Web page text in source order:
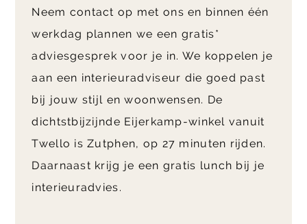
Neem contact op met ons en binnen één
werkdag plannen we een gratis*
adviesgesprek voor je in. We koppelen je
aan een interieuradviseur die goed past
bij jouw stijl en woonwensen. De
dichtstbijzijnde Eijerkamp-winkel vanuit
Twello is Zutphen, op 27 minuten rijden.
Daarnaast krijg je een gratis lunch bij je
interieuradvies.